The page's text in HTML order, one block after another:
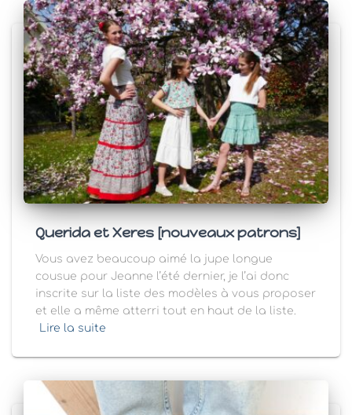
Querida et Xeres [nouveaux patrons]
Vous avez beaucoup aimé la jupe longue
cousue pour Jeanne l’été dernier, je l’ai donc
inscrite sur la liste des modèles à vous proposer
et elle a même atterri tout en haut de la liste.
Lire la suite